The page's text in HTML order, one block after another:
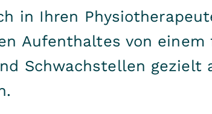
in Ihren
Aufenthaltes von
Schwachstellen gezielt